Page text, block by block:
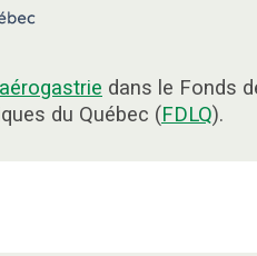
aérogastrie dans le Fonds
du Québec (FDLQ).